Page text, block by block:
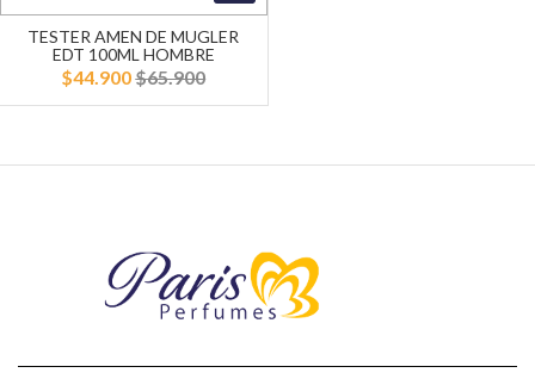
TESTER AMEN DE MUGLER
EDT 100ML HOMBRE
$44.900$65.900